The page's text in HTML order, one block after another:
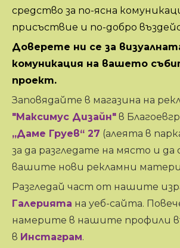
средство за по-ясна
присъствие и по-добро
Доверете ни се за
комуникация на вашето
проект.
Заповядайте в магазина на
"Максимус Дизайн" в
„Даме Груев“ 27 (алеята в
за да разгледате на място и
вашите нови рекламни
Разгледай част от нашите
Галерията на уеб-сайта.
намерите в нашите профили
в Инстаграм.